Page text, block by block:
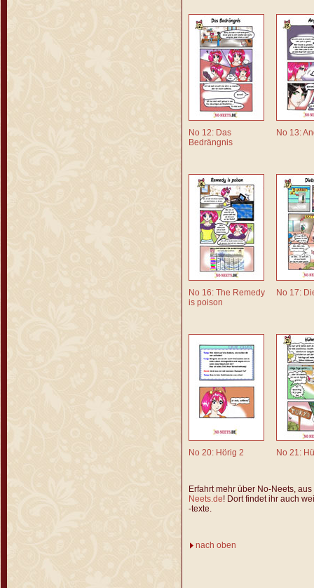
No 12: Das
Bedrängnis
No 13:
No 16: The Remedy
is poison
No 17:
No 20: Hörig 2 No 21:
Erfahrt mehr über No-Neets,
Neets.de! Dort findet ihr auch
-texte.
nach oben